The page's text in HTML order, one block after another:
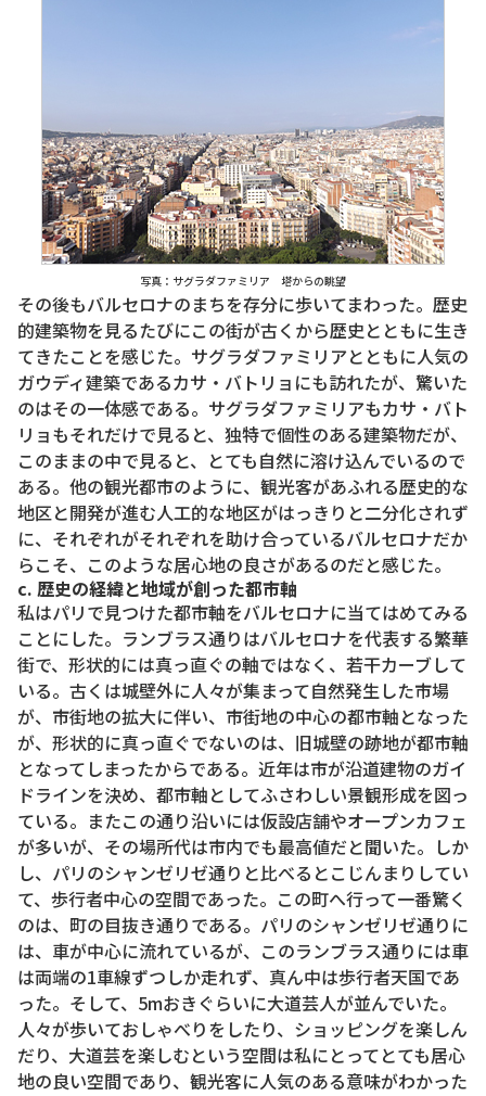
写真：サグラダファミリア 塔からの眺望
その後もバルセロナのまちを存分に歩いてまわった。歴史
的建築物を見るたびにこの街が古くから歴史とともに生き
てきたことを感じた。サグラダファミリアとともに人気の
ガウディ建築であるカサ・バトリョにも訪れたが、驚いた
のはその一体感である。サグラダファミリアもカサ・バト
リョもそれだけで見ると、独特で個性のある建築物だが、
このままの中で見ると、とても自然に溶け込んでいるので
ある。他の観光都市のように、観光客があふれる歴史的な
地区と開発が進む人工的な地区がはっきりと二分化されず
に、それぞれがそれぞれを助け合っているバルセロナだか
らこそ、このような居心地の良さがあるのだと感じた。
c. 歴史の経緯と地域が創った都市軸
私はパリで見つけた都市軸をバルセロナに当てはめてみる
ことにした。ランブラス通りはバルセロナを代表する繁華
街で、形状的には真っ直ぐの軸ではなく、若干カーブして
いる。古くは城壁外に人々が集まって自然発生した市場
が、市街地の拡大に伴い、市街地の中心の都市軸となった
が、形状的に真っ直ぐでないのは、旧城壁の跡地が都市軸
となってしまったからである。近年は市が沿道建物のガイ
ドラインを決め、都市軸としてふさわしい景観形成を図っ
ている。またこの通り沿いには仮設店舗やオープンカフェ
が多いが、その場所代は市内でも最高値だと聞いた。しか
し、パリのシャンゼリゼ通りと比べるとこじんまりしてい
て、歩行者中心の空間であった。この町へ行って一番驚く
のは、町の目抜き通りである。パリのシャンゼリゼ通りに
は、車が中心に流れているが、このランブラス通りには車
は両端の1車線ずつしか走れず、真ん中は歩行者天国であ
った。そして、5mおきぐらいに大道芸人が並んでいた。
人々が歩いておしゃべりをしたり、ショッピングを楽しん
だり、大道芸を楽しむという空間は私にとってとても居心
地の良い空間であり、観光客に人気のある意味がわかった